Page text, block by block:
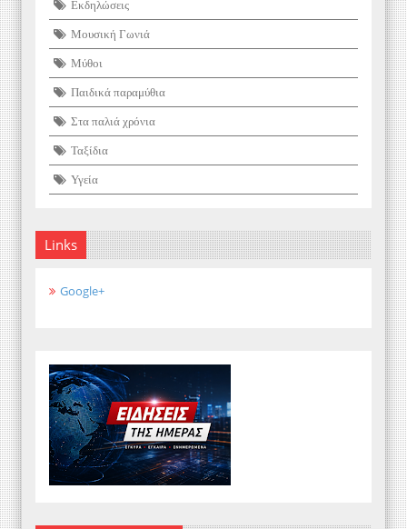
Εκδηλώσεις
Μουσική Γωνιά
Μύθοι
Παιδικά παραμύθια
Στα παλιά χρόνια
Ταξίδια
Υγεία
Links
Google+